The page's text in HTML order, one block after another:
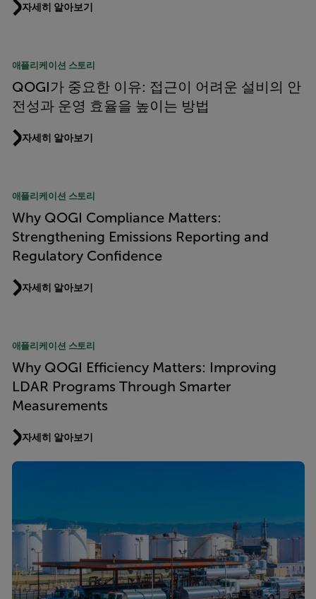
자세히 알아보기
애플리케이션 스토리
QOGI가 중요한 이유: 접근이 어려운 설비의 안
전성과 운영 효율을 높이는 방법
자세히 알아보기
애플리케이션 스토리
Why QOGI Compliance Matters:
Strengthening Emissions Reporting and
Regulatory Confidence
자세히 알아보기
애플리케이션 스토리
Why QOGI Efficiency Matters: Improving
LDAR Programs Through Smarter
Measurements
자세히 알아보기